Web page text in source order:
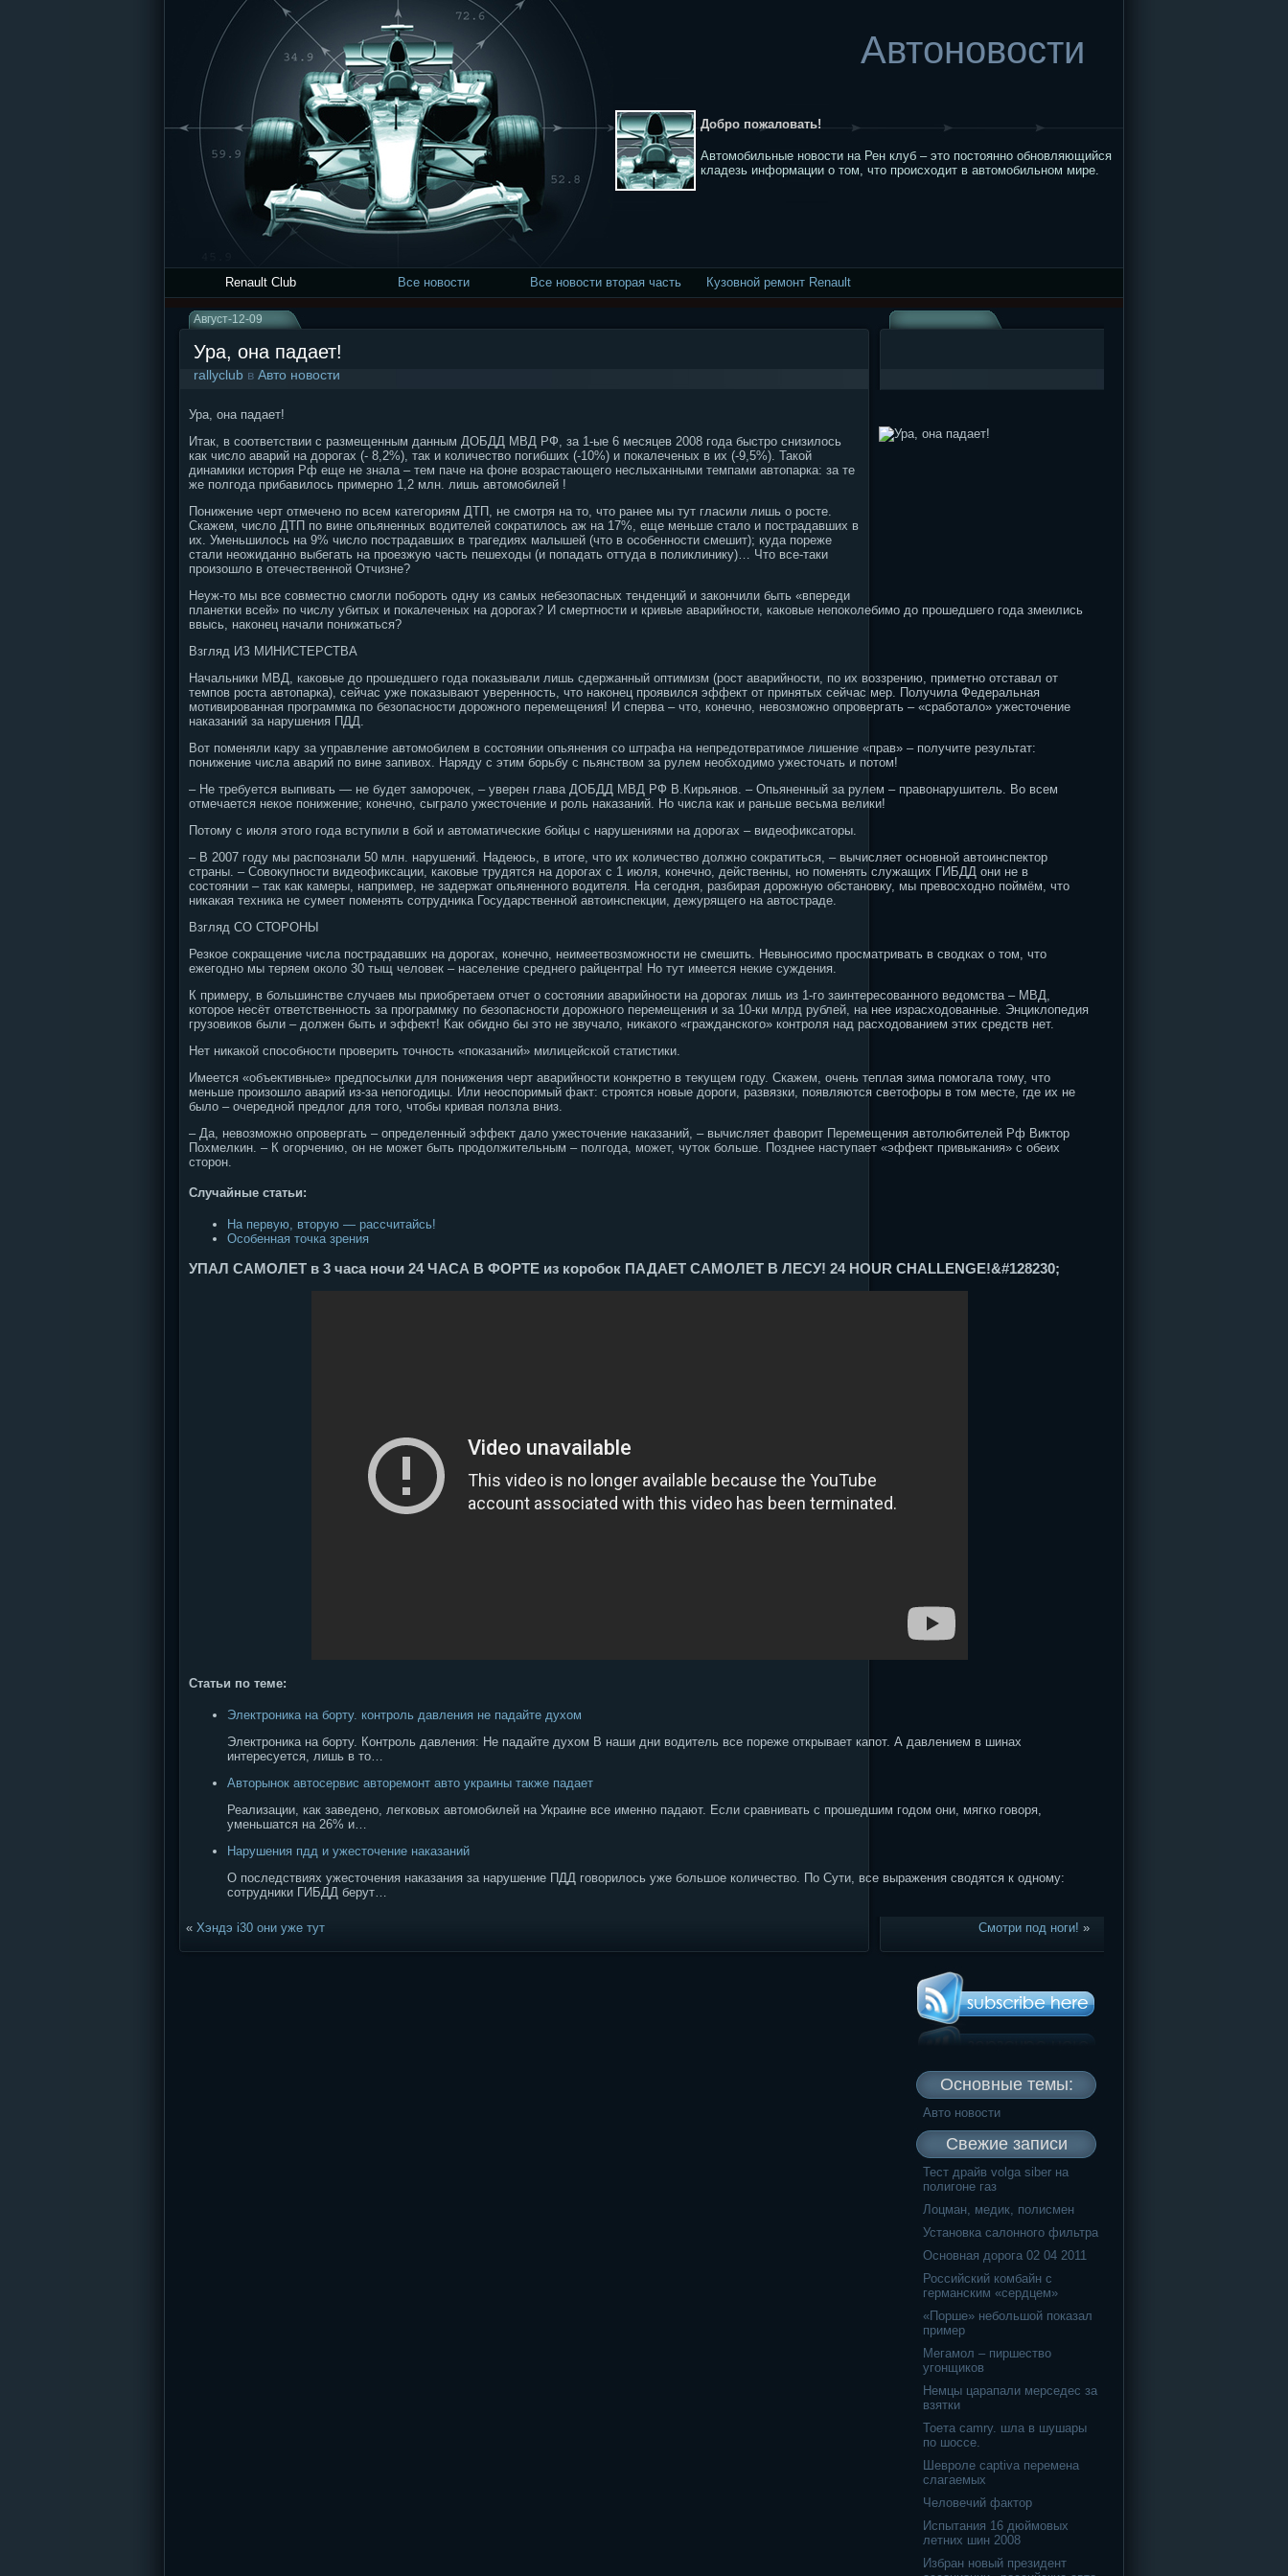
Автоновости
Добро пожаловать!
Автомобильные новости на Рен клуб – это постоянно обновляющийся
кладезь информации о том, что происходит в автомобильном мире.
Renault Club Все новости Все новости вторая часть Кузовной ремонт Renault
Август-12-09
Ура, она падает!
rallyclub в Авто новости
Ура, она падает!
Итак, в соответствии с размещенным данным ДОБДД МВД РФ, за 1-ые 6 месяцев 2008 года быстро снизилось
как число аварий на дорогах (- 8,2%), так и количество погибших (-10%) и покалеченых в их (-9,5%). Такой
динамики история Рф еще не знала – тем паче на фоне возрастающего неслыханными темпами автопарка: за те
же полгода прибавилось примерно 1,2 млн. лишь автомобилей !
Понижение черт отмечено по всем категориям ДТП, не смотря на то, что ранее мы тут гласили лишь о росте.
Скажем, число ДТП по вине опьяненных водителей сократилось аж на 17%, еще меньше стало и пострадавших в
их. Уменьшилось на 9% число пострадавших в трагедиях малышей (что в особенности смешит); куда пореже
стали неожиданно выбегать на проезжую часть пешеходы (и попадать оттуда в поликлинику)… Что все-таки
произошло в отечественной Отчизне?
Неуж-то мы все совместно смогли побороть одну из самых небезопасных тенденций и закончили быть «впереди
планетки всей» по числу убитых и покалеченых на дорогах? И смертности и кривые аварийности, каковые непоколебимо до прошедшего года змеились
ввысь, наконец начали понижаться?
Взгляд ИЗ МИНИСТЕРСТВА
Начальники МВД, каковые до прошедшего года показывали лишь сдержанный оптимизм (рост аварийности, по их воззрению, приметно отставал от
темпов роста автопарка), сейчас уже показывают уверенность, что наконец проявился эффект от принятых сейчас мер. Получила Федеральная
мотивированная программка по безопасности дорожного перемещения! И сперва – что, конечно, невозможно опровергать – «сработало» ужесточение
наказаний за нарушения ПДД.
Вот поменяли кару за управление автомобилем в состоянии опьянения со штрафа на непредотвратимое лишение «прав» – получите результат:
понижение числа аварий по вине запивох. Наряду с этим борьбу с пьянством за рулем необходимо ужесточать и потом!
– Не требуется выпивать — не будет заморочек, – уверен глава ДОБДД МВД РФ В.Кирьянов. – Опьяненный за рулем – правонарушитель. Во всем
отмечается некое понижение; конечно, сыграло ужесточение и роль наказаний. Но числа как и раньше весьма велики!
Потому с июля этого года вступили в бой и автоматические бойцы с нарушениями на дорогах – видеофиксаторы.
– В 2007 году мы распознали 50 млн. нарушений. Надеюсь, в итоге, что их количество должно сократиться, – вычисляет основной автоинспектор
страны. – Совокупности видеофиксации, каковые трудятся на дорогах с 1 июля, конечно, действенны, но поменять служащих ГИБДД они не в
состоянии – так как камеры, например, не задержат опьяненного водителя. На сегодня, разбирая дорожную обстановку, мы превосходно поймём, что
никакая техника не сумеет поменять сотрудника Государственной автоинспекции, дежурящего на автостраде.
Взгляд СО СТОРОНЫ
Резкое сокращение числа пострадавших на дорогах, конечно, неимеетвозможности не смешить. Невыносимо просматривать в сводках о том, что
ежегодно мы теряем около 30 тыщ человек – население среднего райцентра! Но тут имеется некие суждения.
К примеру, в большинстве случаев мы приобретаем отчет о состоянии аварийности на дорогах лишь из 1-го заинтересованного ведомства – МВД,
которое несёт ответственность за программку по безопасности дорожного перемещения и за 10-ки млрд рублей, на нее израсходованные. Энциклопедия
грузовиков были – должен быть и эффект! Как обидно бы это не звучало, никакого «гражданского» контроля над расходованием этих средств нет.
Нет никакой способности проверить точность «показаний» милицейской статистики.
Имеется «объективные» предпосылки для понижения черт аварийности конкретно в текущем году. Скажем, очень теплая зима помогала тому, что
меньше произошло аварий из-за непогодицы. Или неоспоримый факт: строятся новые дороги, развязки, появляются светофоры в том месте, где их не
было – очередной предлог для того, чтобы кривая ползла вниз.
– Да, невозможно опровергать – определенный эффект дало ужесточение наказаний, – вычисляет фаворит Перемещения автолюбителей Рф Виктор
Похмелкин. – К огорчению, он не может быть продолжительным – полгода, может, чуток больше. Позднее наступает «эффект привыкания» с обеих
сторон.
Случайные статьи:
На первую, вторую — рассчитайсь!
Особенная точка зрения
УПАЛ САМОЛЕТ в 3 часа ночи 24 ЧАСА В ФОРТЕ из коробок ПАДАЕТ САМОЛЕТ В ЛЕСУ! 24 HOUR CHALLENGE!&#128230;
Статьи по теме:
Электроника на борту. контроль давления не падайте духом
Электроника на борту. Контроль давления: Не падайте духом В наши дни водитель все пореже открывает капот. А давлением в шинах
интересуется, лишь в то…
Авторынок автосервис авторемонт авто украины также падает
Реализации, как заведено, легковых автомобилей на Украине все именно падают. Если сравнивать с прошедшим годом они, мягко говоря,
уменьшатся на 26% и…
Нарушения пдд и ужесточение наказаний
О последствиях ужесточения наказания за нарушение ПДД говорилось уже большое количество. По Сути, все выражения сводятся к одному:
сотрудники ГИБДД берут…
« Хэндэ i30 они уже тут Смотри под ноги! »
Основные темы:
Авто новости
Свежие записи
Тест драйв volga siber на
полигоне газ
Лоцман, медик, полисмен
Установка салонного фильтра
Основная дорога 02 04 2011
Российский комбайн с
германским «сердцем»
«Порше» небольшой показал
пример
Мегамол – пиршество
угонщиков
Немцы царапали мерседес за
взятки
Тоета camry. шла в шушары
по шоссе.
Шевроле captiva перемена
слагаемых
Человечий фактор
Испытания 16 дюймовых
летних шин 2008
Избран новый президент